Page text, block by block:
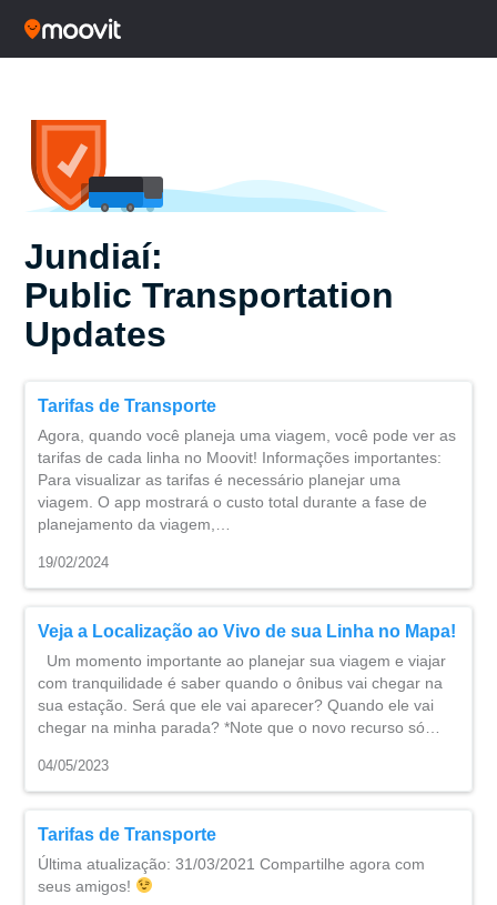
Jundiaí:
Public Transportation
Updates
Tarifas de Transporte
Agora, quando você planeja uma viagem, você pode ver as
tarifas de cada linha no Moovit! Informações importantes:
Para visualizar as tarifas é necessário planejar uma
viagem. O app mostrará o custo total durante a fase de
planejamento da viagem,…
19/02/2024
Veja a Localização ao Vivo de sua Linha no Mapa!
Um momento importante ao planejar sua viagem e viajar
com tranquilidade é saber quando o ônibus vai chegar na
sua estação. Será que ele vai aparecer? Quando ele vai
chegar na minha parada? *Note que o novo recurso só…
04/05/2023
Tarifas de Transporte
Última atualização: 31/03/2021 Compartilhe agora com
seus amigos!